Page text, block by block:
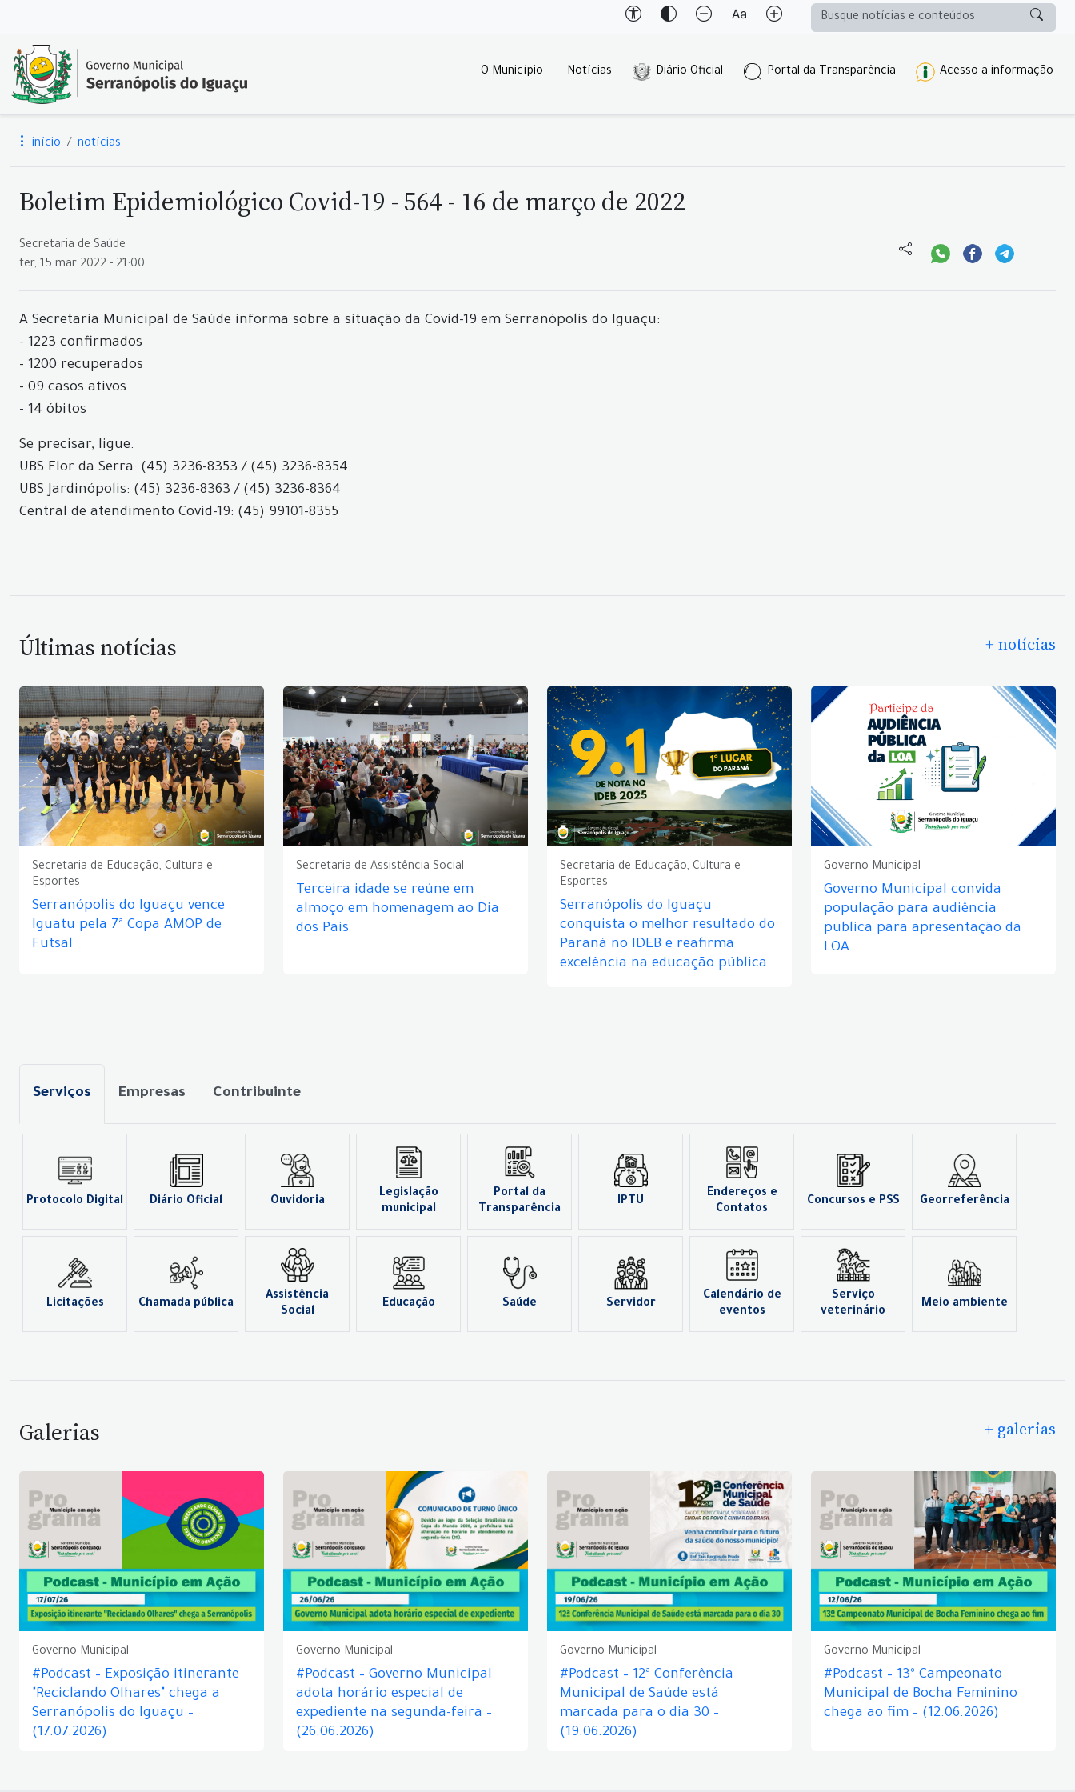
O Município Notícias Diário Oficial Portal da Transparência Acesso a informação
início notícias
Boletim Epidemiológico Covid-19 - 564 - 16 de março de 2022
Secretaria de Saúde
ter, 15 mar 2022 - 21:00
A Secretaria Municipal de Saúde informa sobre a situação da Covid-19 em Serranópolis do Iguaçu:
- 1223 confirmados
- 1200 recuperados
- 09 casos ativos
- 14 óbitos
Se precisar, ligue.
UBS Flor da Serra: (45) 3236-8353 / (45) 3236-8354
UBS Jardinópolis: (45) 3236-8363 / (45) 3236-8364
Central de atendimento Covid-19: (45) 99101-8355
Últimas notícias + notícias
Secretaria de Educação, Cultura e
Esportes
Serranópolis do Iguaçu vence
Iguatu pela 7ª Copa AMOP de
Futsal
Secretaria de Assistência Social
Terceira idade se reúne em
almoço em homenagem ao Dia
dos Pais
Secretaria de Educação, Cultura e
Esportes
Serranópolis do Iguaçu
conquista o melhor resultado do
Paraná no IDEB e reafirma
excelência na educação pública
Governo Municipal
Governo Municipal convida
população para audiência
pública para apresentação da
LOA
Serviços Empresas Contribuinte
Protocolo Digital Diário Oficial Ouvidoria
Legislação
municipal
Portal da
Transparência
IPTU
Endereços e
Contatos
Concursos e PSS Georreferência
Licitações Chamada pública
Assistência
Social
Educação Saúde Servidor
Calendário de
eventos
Serviço
veterinário
Meio ambiente
Galerias + galerias
Governo Municipal
#Podcast – Exposição itinerante
"Reciclando Olhares" chega a
Serranópolis do Iguaçu –
(17.07.2026)
Governo Municipal
#Podcast – Governo Municipal
adota horário especial de
expediente na segunda-feira –
(26.06.2026)
Governo Municipal
#Podcast – 12ª Conferência
Municipal de Saúde está
marcada para o dia 30 –
(19.06.2026)
Governo Municipal
#Podcast – 13º Campeonato
Municipal de Bocha Feminino
chega ao fim – (12.06.2026)